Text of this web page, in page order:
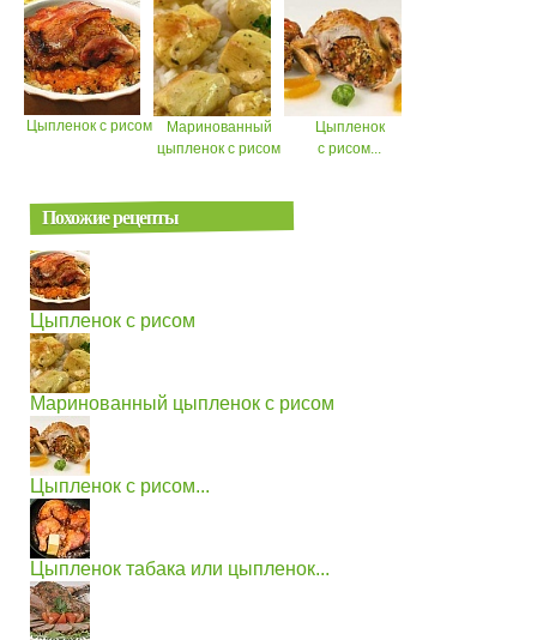
Цыпленок с рисом
Маринованный
цыпленок с рисом
Цыпленок
с рисом...
Похожие рецепты
Цыпленок с рисом
Маринованный цыпленок с рисом
Цыпленок с рисом...
Цыпленок табака или цыпленок...